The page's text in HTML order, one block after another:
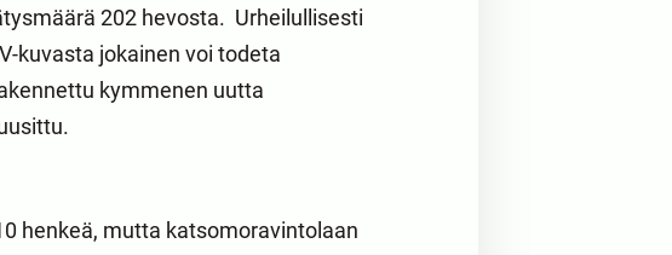
202 hevosta. Urheilullisesti
kuvasta jokainen voi todeta
kymmenen uutta
henkeä, mutta katsomoravintolaan